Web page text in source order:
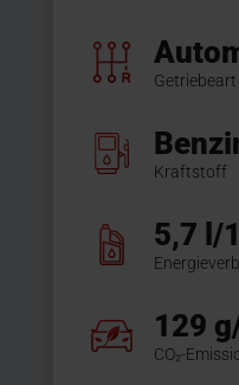
Getriebeart
Kraftstoff
5,7 l/
129
CO₂-